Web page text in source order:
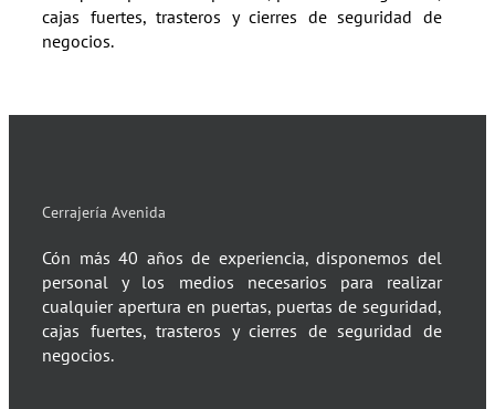
cajas fuertes, trasteros y cierres de seguridad de
negocios.
Cerrajería Avenida
Cón más 40 años de experiencia, disponemos del
personal y los medios necesarios para realizar
cualquier apertura en puertas, puertas de seguridad,
cajas fuertes, trasteros y cierres de seguridad de
negocios.